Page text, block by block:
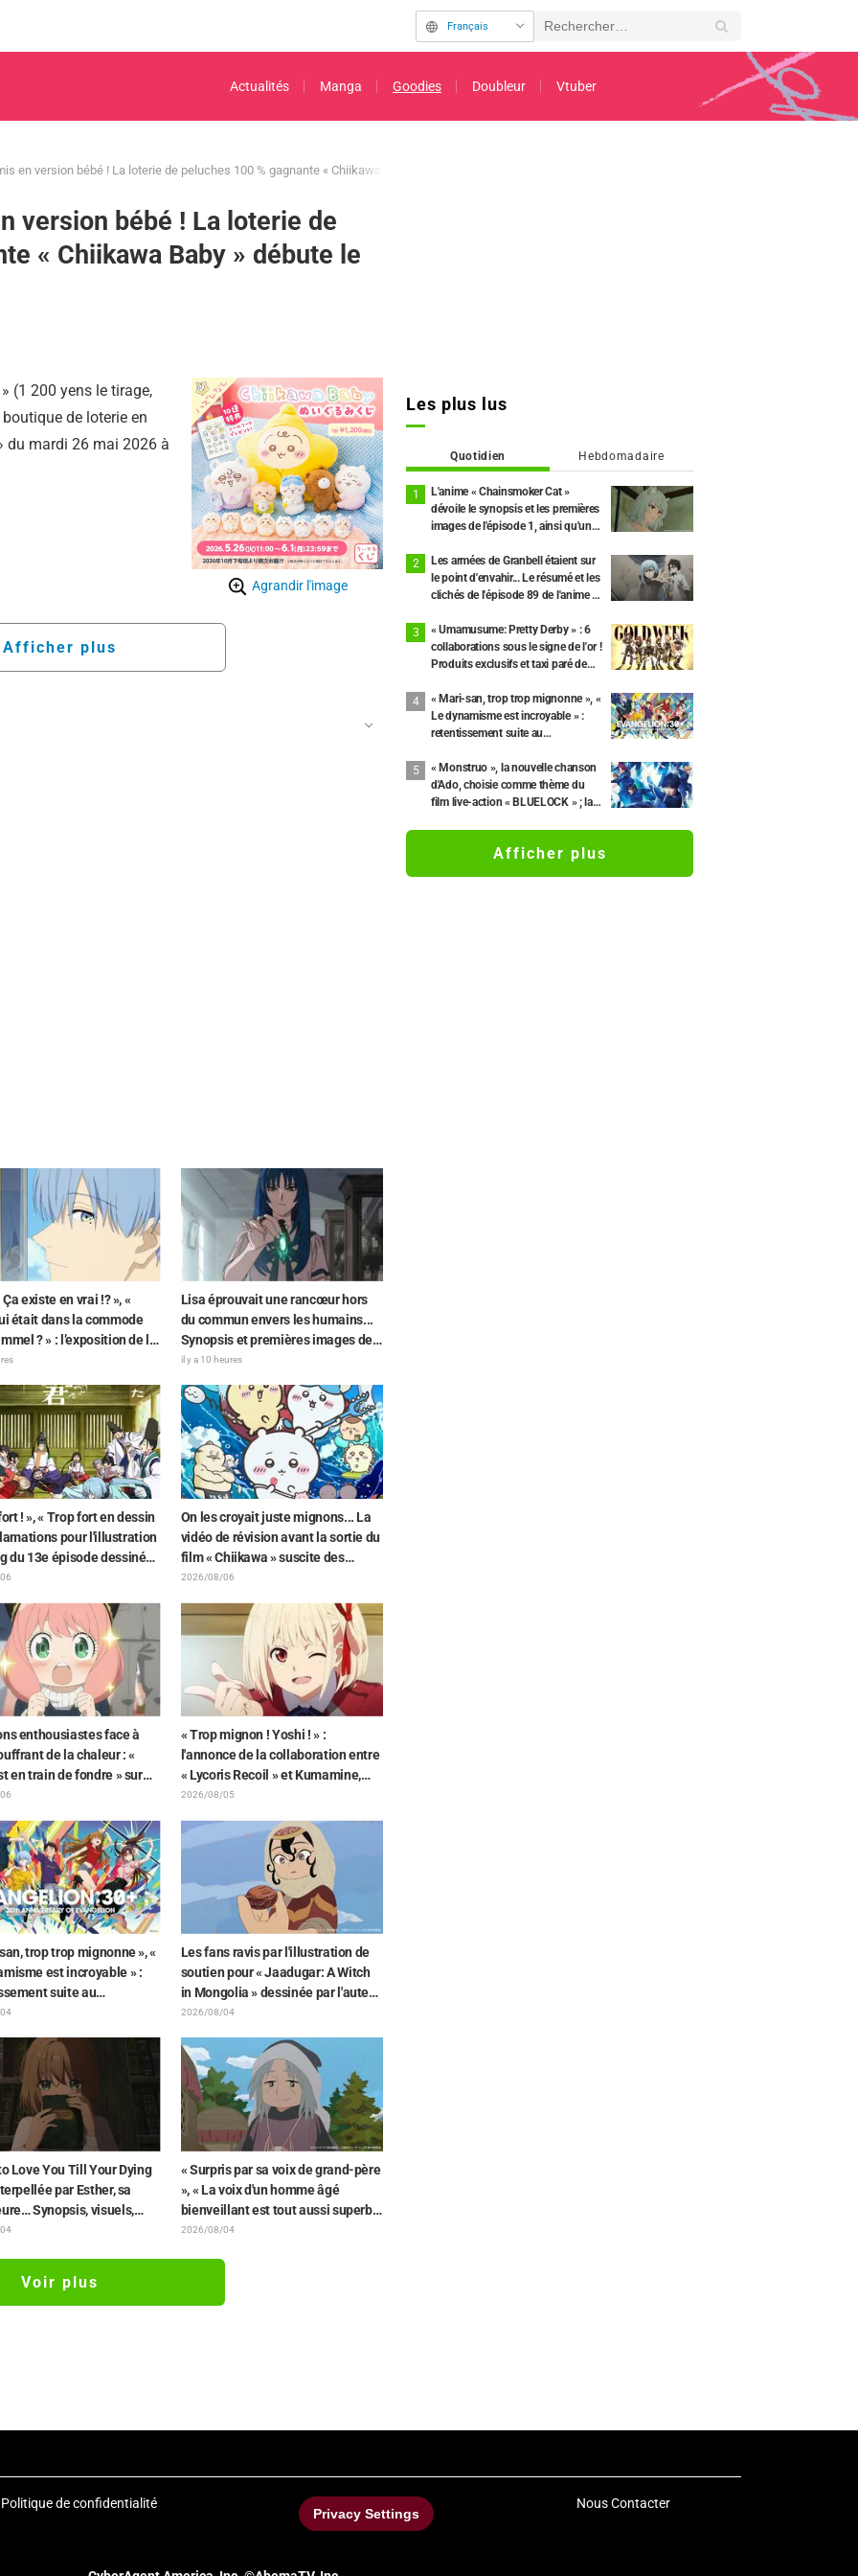
Français
Actualités Manga Goodies Doubleur Vtuber
en version bébé ! La loterie de peluches 100 % gagnante « Chiikawa Baby » débute le 26 mai
version bébé ! La loterie de
« Chiikawa Baby » débute le
Agrandir l'image
(1 200 yens le tirage,
de loterie en
du mardi 26 mai 2026 à
Afficher plus
existe en vrai !? », «
était dans la commode
? » : l’exposition de la
Dragon Noir » apparue
fans stupéfaits
Lisa éprouvait une rancœur hors
du commun envers les humains...
Synopsis et premières images de
l'épisode 6 de l'anime « Goodbye,
il y a 10 heures
! », « Trop fort en dessin
pour l'illustration
du 13e épisode dessinée
Yuikawa, la comédienne
Samurai »
On les croyait juste mignons... La
vidéo de révision avant la sortie du
film « Chiikawa » suscite des
réactions surprises face au
qu'imaginé », « Ça ne parle que de
travail »
2026/08/06
enthousiastes face à
de la chaleur : «
en train de fondre » sur
d'annonce de « SPY x
« Trop mignon ! Yoshi ! » :
l'annonce de la collaboration entre
« Lycoris Recoil » et Kumamine,
créateur du « Chat au travail »,
2026/08/05
trop trop mignonne », «
est incroyable » :
suite au
d'un superbe dessin
les trois filles de «
Evangelion » en
Plugsuit
Les fans ravis par l'illustration de
soutien pour « Jaadugar: A Witch
in Mongolia » dessinée par l'auteur
de « Yowamushi Pedal » : « Voilà
avec le style le plus différent
dessine ces personnages »
2026/08/04
Love You Till Your Dying
par Esther, sa
Synopsis, visuels,
WEB et affiches
« Surpris par sa voix de grand-père
», « La voix d'un homme âgé
bienveillant est tout aussi superbe
» : Akira Ishida en chef de clan
2026/08/04
Voir plus
Les plus lus
Quotidien Hebdomadaire
L'anime « Chainsmoker Cat »
dévoile le synopsis et les premières
images de l'épisode 1, ainsi qu'une
propriétaire)
Les armées de Granbell étaient sur
le point d'envahir... Le résumé et les
clichés de l'épisode 89 de l'anime «
Slime Saison 4 » dévoilés
« Umamusume: Pretty Derby » : 6
collaborations sous le signe de l'or !
Produits exclusifs et taxi paré de
« Mari-san, trop trop mignonne », «
Le dynamisme est incroyable » :
retentissement suite au
de Hidenori Matsubara
représentant les trois filles de «
Neon Genesis Evangelion » en
« Monstruo », la nouvelle chanson
d'Ado, choisie comme thème du
film live-action « BLUELOCK » ; la
Afficher plus
Politique de confidentialité
Privacy Settings
Nous Contacter